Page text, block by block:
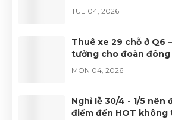
TUE 04, 2026
Thuê xe 29 chỗ ở Q6
tưởng cho đoàn đông
MON 04, 2026
Nghỉ lễ 30/4 - 1/5 nên
điểm đến HOT không